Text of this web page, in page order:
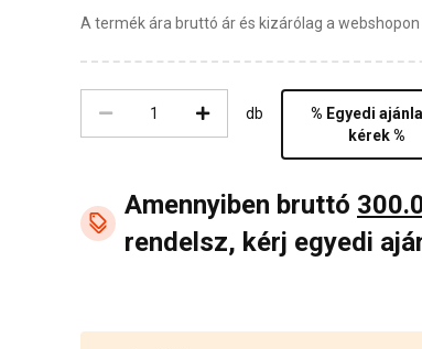
A termék ára bruttó ár és kizárólag a
db
% Egyedi
kérek %
Amennyiben bruttó
rendelsz, kérj egyedi